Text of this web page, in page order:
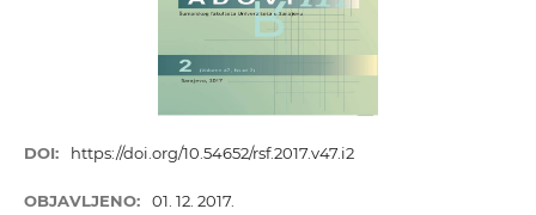
DOI: https://doi.org/10.54652/rsf.2017.v47.i2
OBJAVLJENO: 01. 12. 2017.